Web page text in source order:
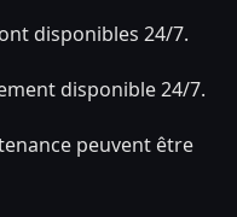
disponibles 24/7.
disponible 24/7.
peuvent être